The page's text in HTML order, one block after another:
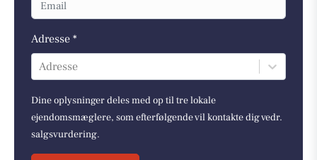
Adresse *
Adresse
Dine oplysninger deles med op til tre lokale
ejendomsmæglere, som efterfølgende vil kontakte dig vedr.
salgsvurdering.